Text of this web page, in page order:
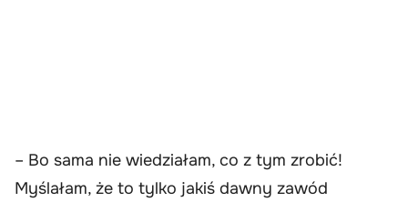
– Bo sama nie wiedziałam, co z tym zrobić!
Myślałam, że to tylko jakiś dawny zawód